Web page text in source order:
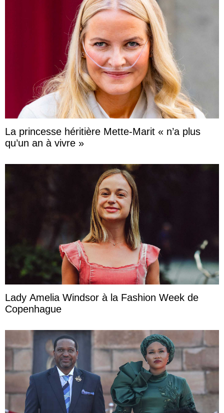
La princesse héritière Mette-Marit « n’a plus
qu’un an à vivre »
Lady Amelia Windsor à la Fashion Week de
Copenhague